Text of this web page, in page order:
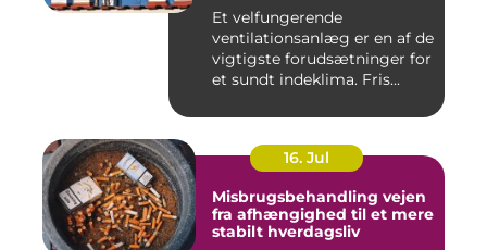
Et velfungerende
ventilationsanlæg er en af de
vigtigste forudsætninger for
et sundt indeklima. Fris...
16. Jul
Misbrugsbehandling vejen
fra afhængighed til et mere
stabilt hverdagsliv